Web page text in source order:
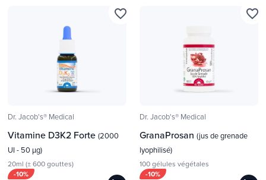
Dr. Jacob's® Medical
Vitamine D3K2 Forte (2000
UI - 50 µg)
20ml (± 600 gouttes)
-10%
favorite_border
Dr. Jacob's® Medical
GranaProsan (jus de grenade
lyophilisé)
100 gélules végétales
-10%
favorite_border